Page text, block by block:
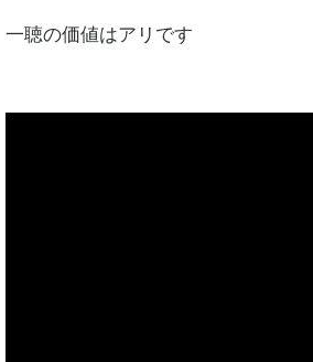
一聴の価値はアリです